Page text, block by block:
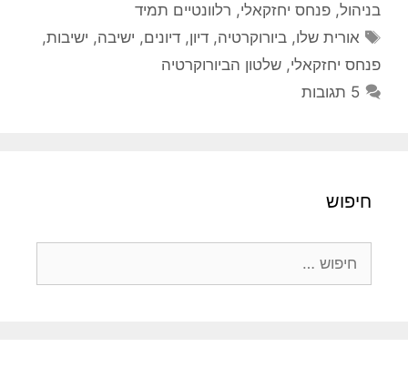
בניהול, פנחס יחזקאלי, רלוונטיים תמיד
תגיות
אורית שלו,ביורוקרטיה,דיון,דיונים, ישיבה, ישיבות,
פנחס יחזקאלי, שלטון הביורוקרטיה
5 תגובות
חיפוש